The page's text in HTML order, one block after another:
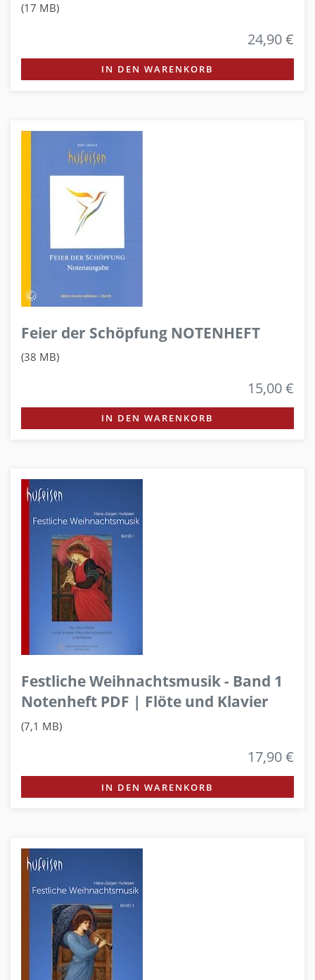
(17 MB)
24,90 €
IN DEN WARENKORB
Feier der Schöpfung NOTENHEFT
(38 MB)
15,00 €
IN DEN WARENKORB
Festliche Weihnachtsmusik - Band 1
Notenheft PDF | Flöte und Klavier
(7,1 MB)
17,90 €
IN DEN WARENKORB